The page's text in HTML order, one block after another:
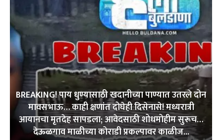
BREAKING! पाय धुण्यासाठी खदानीच्या पाण्यात उतरले दोन
मावसभाऊ… काही क्षणांत दोघेही दिसेनासे! मध्यरात्री
आयानचा मृतदेह सापडला; आवेदसाठी शोधमोहीम सुरूच…
देऊळगाव माळीच्या कोराडी प्रकल्पावर काळीज...